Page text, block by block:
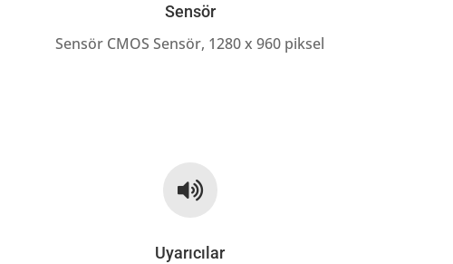
Sensör
Sensör CMOS Sensör, 1280 x 960 piksel

Uyarıcılar